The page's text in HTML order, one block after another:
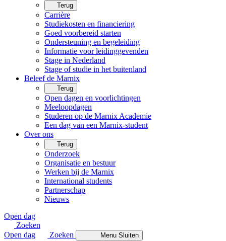
Terug
Carrière
Studiekosten en financiering
Goed voorbereid starten
Ondersteuning en begeleiding
Informatie voor leidinggevenden
Stage in Nederland
Stage of studie in het buitenland
Beleef de Marnix
Terug
Open dagen en voorlichtingen
Meeloopdagen
Studeren op de Marnix Academie
Een dag van een Marnix-student
Over ons
Terug
Onderzoek
Organisatie en bestuur
Werken bij de Marnix
International students
Partnerschap
Nieuws
Open dag
Zoeken
Open dag
Zoeken Menu Sluiten